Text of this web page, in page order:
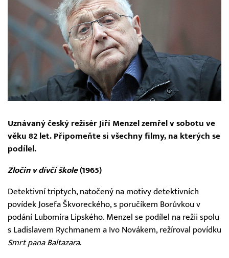
Uznávaný český režisér Jiří Menzel zemřel v sobotu ve
věku 82 let. Připomeňte si všechny filmy, na kterých se
podílel.
Zločin v dívčí škole(1965)
Detektivní triptych, natočený na motivy detektivních
povídek Josefa Škvoreckého, s poručíkem Borůvkou v
podání Lubomíra Lipského. Menzel se podílel na režii spolu
s Ladislavem Rychmanem a Ivo Novákem, režíroval povídku
Smrt pana Baltazara.